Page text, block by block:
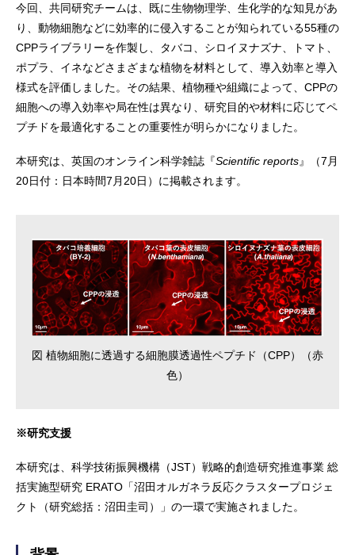
今回、共同研究チームは、既に生物物理学、生化学的な知見があ
り、動物細胞などに効率的に侵入することが知られている55種の
CPPライブラリーを作製し、タバコ、シロイヌナズナ、トマト、
ポプラ、イネなどさまざまな植物を材料として、導入効率と導入
様式を評価しました。その結果、植物種や組織によって、CPPの
細胞への導入効率や局在性は異なり、研究目的や材料に応じてペ
プチドを最適化することの重要性が明らかになりました。
本研究は、英国のオンライン科学雑誌『Scientific reports』（7月
20日付：日本時間7月20日）に掲載されます。
図 植物細胞に透過する細胞膜透過性ペプチド（CPP）（赤
色）
※研究支援
本研究は、科学技術振興機構（JST）戦略的創造研究推進事業 総
括実施型研究 ERATO「沼田オルガネラ反応クラスタープロジェ
クト（研究総括：沼田圭司）」の一環で実施されました。